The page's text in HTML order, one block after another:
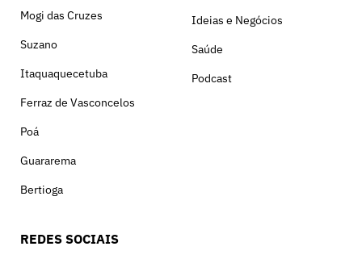
Mogi das Cruzes
Suzano
Itaquaquecetuba
Ferraz de Vasconcelos
Poá
Guararema
Bertioga
Ideias e Negócios
Saúde
Podcast
REDES SOCIAIS